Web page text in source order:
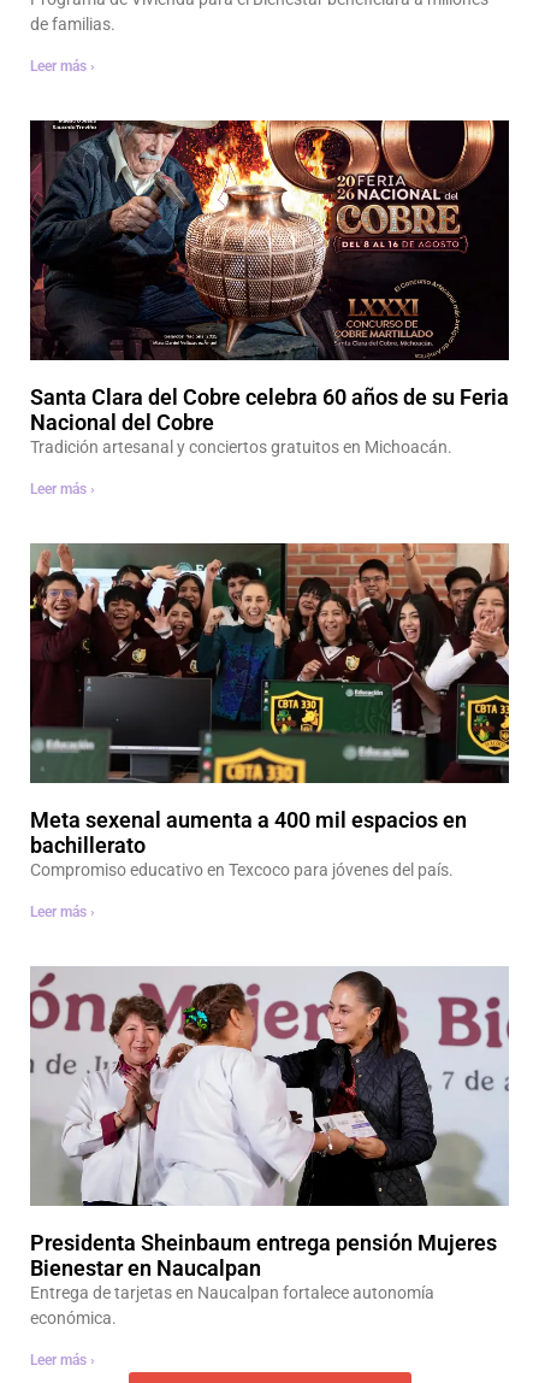
de familias.
Leer más ›
Santa Clara del Cobre celebra 60 años de su Feria
Nacional del Cobre
Tradición artesanal y conciertos gratuitos en Michoacán.
Leer más ›
Meta sexenal aumenta a 400 mil espacios en
bachillerato
Compromiso educativo en Texcoco para jóvenes del país.
Leer más ›
Presidenta Sheinbaum entrega pensión Mujeres
Bienestar en Naucalpan
Entrega de tarjetas en Naucalpan fortalece autonomía
económica.
Leer más ›